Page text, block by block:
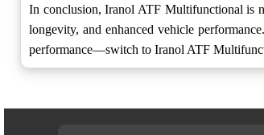
In conclusion, Iranol ATF Multifunctional is
longevity, and enhanced vehicle
performance—switch to Iranol ATF